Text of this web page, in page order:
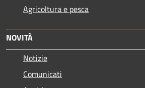
Agricoltura e pesca
NOVITÀ
Notizie
Comunicati